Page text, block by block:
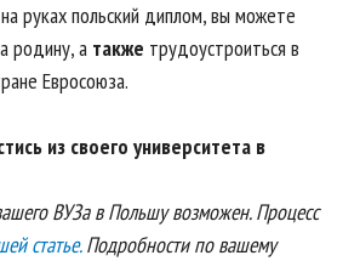
руках польский диплом, вы можете
родину, а также трудоустроиться в
Евросоюза.
из своего университета в
ВУЗа в Польшу возможен. Процесс
статье.Подробности по вашему